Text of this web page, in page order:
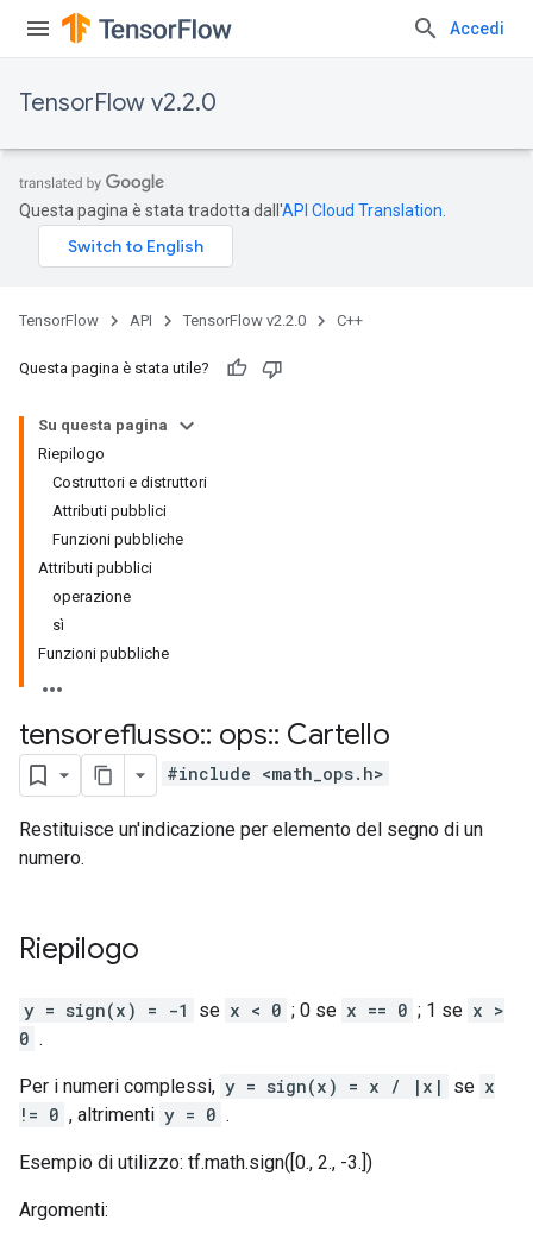
Accedi
TensorFlow v2.2.0
Questa pagina è stata tradotta dall'API Cloud Translation
TensorFlow API TensorFlow v2.2.0 C++
Questa pagina è stata utile?
Su questa pagina
Riepilogo
Costruttori e distruttori
Attributi pubblici
Funzioni pubbliche
Attributi pubblici
operazione
sì
Funzioni pubbliche
tensoreflusso:: ops:: Cartello
#include <math_ops.h>
Restituisce un'indicazione per elemento del segno di un
numero.
Riepilogo
y = sign(x) = -1 se x < 0 ; 0 se x == 0 ; 1 se x >
0 .
Per i numeri complessi, y = sign(x) = x / |x| se x
!= 0 , altrimenti y = 0 .
Esempio di utilizzo: tf.math.sign([0., 2., -3.])
Argomenti: